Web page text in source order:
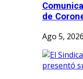
de
Ago 5, 2026